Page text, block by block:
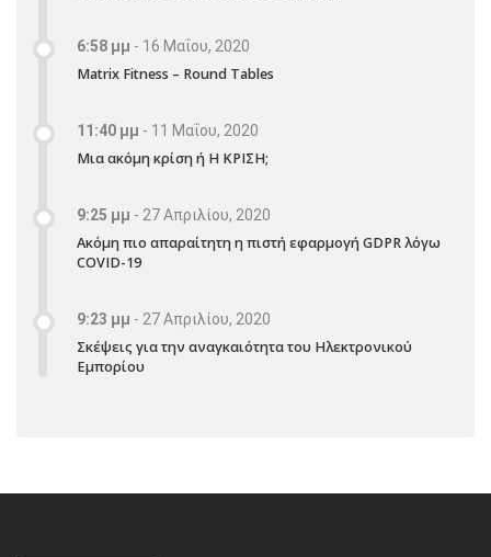
6:58 μμ - 16 Μαΐου, 2020
Matrix Fitness – Round Tables
11:40 μμ - 11 Μαΐου, 2020
Μια ακόμη κρίση ή Η ΚΡΙΣΗ;
9:25 μμ - 27 Απριλίου, 2020
Ακόμη πιο απαραίτητη η πιστή εφαρμογή GDPR λόγω
COVID-19
9:23 μμ - 27 Απριλίου, 2020
Σκέψεις για την αναγκαιότητα του Ηλεκτρονικού
Εμπορίου